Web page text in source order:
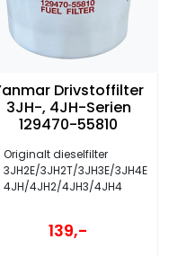
Drivstoffilter
3JH-, 4JH-Serien
129470-55810
Originalt dieselfilter
3JH2E/3JH2T/3JH3E/3JH4E
4JH/4JH2/4JH3/4JH4
139,-